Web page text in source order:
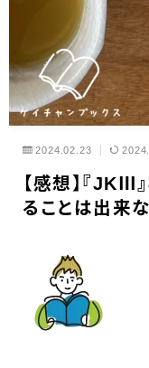
2024.02.23
【感想】『
ることは出来